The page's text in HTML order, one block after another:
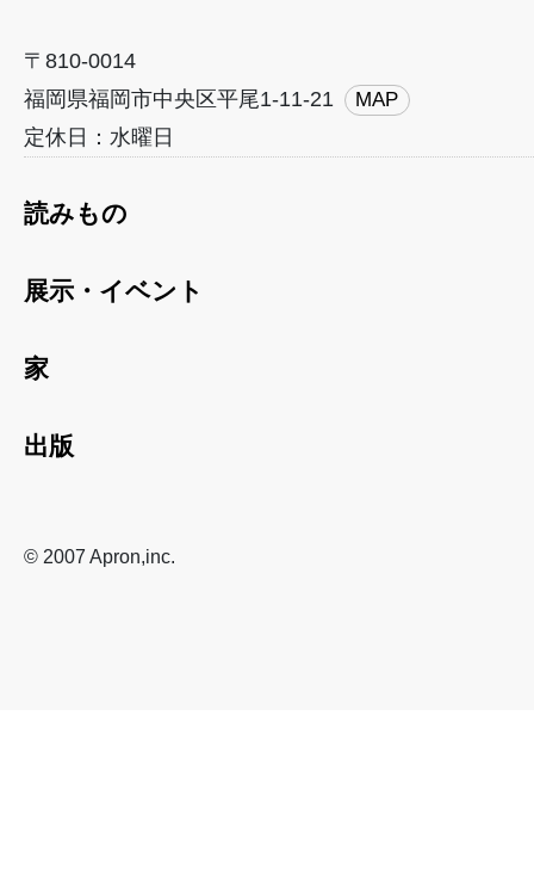
〒810-0014
福岡県福岡市中央区平尾1-11-21
MAP
定休日：水曜日
読みもの
展示・イベント
家
出版
© 2007 Apron,inc.